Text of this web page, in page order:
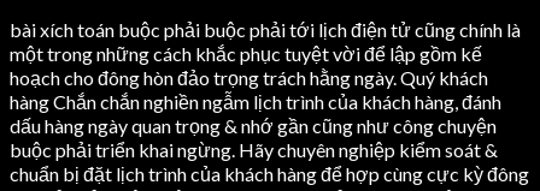
bài xích toán buộc phải buộc phải tới lịch điện tử cũng chính là
một trong những cách khắc phục tuyệt vời để lập gồm kế
hoạch cho đông hòn đảo trọng trách hằng ngày. Quý khách
hàng Chắn chắn nghiền ngẫm lịch trình của khách hàng, đánh
dấu hàng ngày quan trọng & nhớ gần cũng như công chuyện
buộc phải triển khai ngừng. Hãy chuyên nghiệp kiểm soát &
chuẩn bị đặt lịch trình của khách hàng để hợp cùng cực kỳ đông